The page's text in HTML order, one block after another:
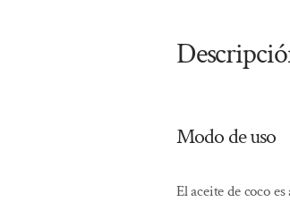
Modo de uso
El aceite de coco